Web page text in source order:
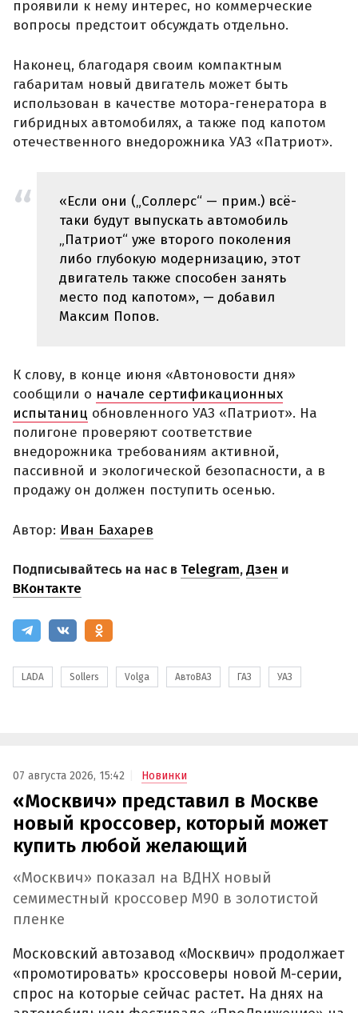
проявили к нему интерес, но коммерческие
вопросы предстоит обсуждать отдельно.
Наконец, благодаря своим компактным
габаритам новый двигатель может быть
использован в качестве мотора-генератора в
гибридных автомобилях, а также под капотом
отечественного внедорожника УАЗ «Патриот».
«Если они („Соллерс“ — прим.) всё-
таки будут выпускать автомобиль
„Патриот“ уже второго поколения
либо глубокую модернизацию, этот
двигатель также способен занять
место под капотом», — добавил
Максим Попов.
К слову, в конце июня «Автоновости дня»
сообщили о начале сертификационных
испытаниц обновленного УАЗ «Патриот». На
полигоне проверяют соответствие
внедорожника требованиям активной,
пассивной и экологической безопасности, а в
продажу он должен поступить осенью.
Автор: Иван Бахарев
Подписывайтесь на нас в Telegram,Дзен и
ВКонтакте
LADA Sollers Volga АвтоВАЗ ГАЗ УАЗ
07 августа 2026, 15:42 Новинки
«Москвич» представил в Москве
новый кроссовер, который может
купить любой желающий
«Москвич» показал на ВДНХ новый
семиместный кроссовер М90 в золотистой
пленке
Московский автозавод «Москвич» продолжает
«промотировать» кроссоверы новой М-серии,
спрос на которые сейчас растет. На днях на